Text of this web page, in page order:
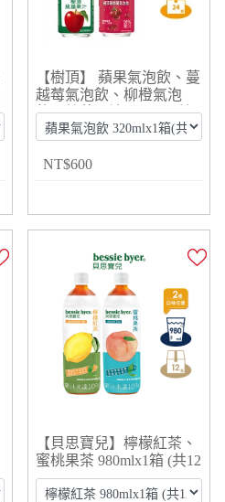
【樹頂】 蘋果氣泡飲、蔓
越莓氣泡飲、柳橙氣泡
飲、純蘋果汁 320mlx1箱
(共24入)
NT$600
【貝思寶兒】檸檬紅茶、
蜜桃果茶 980mlx1箱 (共12
入)